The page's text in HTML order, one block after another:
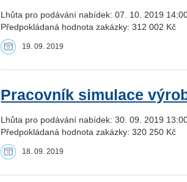
Lhůta pro podávání nabídek: 07. 10. 2019
Předpokládaná hodnota zakázky: 312 002 Kč
19. 09. 2019
Pracovník simulace
Lhůta pro podávání nabídek: 30. 09. 2019
Předpokládaná hodnota zakázky: 320 250 Kč
18. 09. 2019